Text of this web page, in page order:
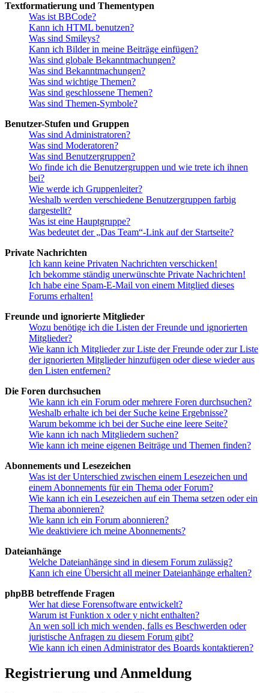
Textformatierung und Thementypen
Was ist BBCode?
Kann ich HTML benutzen?
Was sind Smileys?
Kann ich Bilder in meine Beiträge einfügen?
Was sind globale Bekanntmachungen?
Was sind Bekanntmachungen?
Was sind wichtige Themen?
Was sind geschlossene Themen?
Was sind Themen-Symbole?
Benutzer-Stufen und Gruppen
Was sind Administratoren?
Was sind Moderatoren?
Was sind Benutzergruppen?
Wo finde ich die Benutzergruppen und wie trete ich ihnen
bei?
Wie werde ich Gruppenleiter?
Weshalb werden verschiedene Benutzergruppen farbig
dargestellt?
Was ist eine Hauptgruppe?
Was bedeutet der „Das Team“-Link auf der Startseite?
Private Nachrichten
Ich kann keine Privaten Nachrichten verschicken!
Ich bekomme ständig unerwünschte Private Nachrichten!
Ich habe eine Spam-E-Mail von einem Mitglied dieses
Forums erhalten!
Freunde und ignorierte Mitglieder
Wozu benötige ich die Listen der Freunde und ignorierten
Mitglieder?
Wie kann ich Mitglieder zur Liste der Freunde oder zur Liste
der ignorierten Mitglieder hinzufügen oder diese wieder aus
den Listen entfernen?
Die Foren durchsuchen
Wie kann ich ein Forum oder mehrere Foren durchsuchen?
Weshalb erhalte ich bei der Suche keine Ergebnisse?
Warum bekomme ich bei der Suche eine leere Seite?
Wie kann ich nach Mitgliedern suchen?
Wie kann ich meine eigenen Beiträge und Themen finden?
Abonnements und Lesezeichen
Was ist der Unterschied zwischen einem Lesezeichen und
einem Abonnements für ein Thema oder Forum?
Wie kann ich ein Lesezeichen auf ein Thema setzen oder ein
Thema abonnieren?
Wie kann ich ein Forum abonnieren?
Wie deaktiviere ich meine Abonnements?
Dateianhänge
Welche Dateianhänge sind in diesem Forum zulässig?
Kann ich eine Übersicht all meiner Dateianhänge erhalten?
phpBB betreffende Fragen
Wer hat diese Forensoftware entwickelt?
Warum ist Funktion x oder y nicht enthalten?
An wen soll ich mich wenden, falls es Beschwerden oder
juristische Anfragen zu diesem Forum gibt?
Wie kann ich einen Administrator des Boards kontaktieren?
Registrierung und Anmeldung